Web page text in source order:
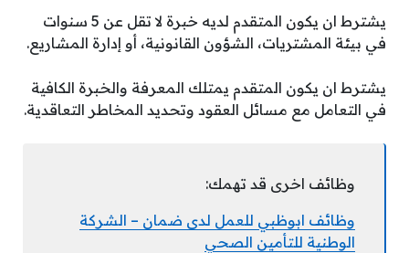
يشترط ان يكون المتقدم لديه خبرة لا تقل عن 5 سنوات
في بيئة المشتريات، الشؤون القانونية، أو إدارة المشاريع.
يشترط ان يكون المتقدم يمتلك المعرفة والخبرة الكافية
في التعامل مع مسائل العقود وتحديد المخاطر التعاقدية.
وظائف اخرى قد تهمك:
وظائف ابوظبي للعمل لدى ضمان – الشركة
الوطنية للتأمين الصحي